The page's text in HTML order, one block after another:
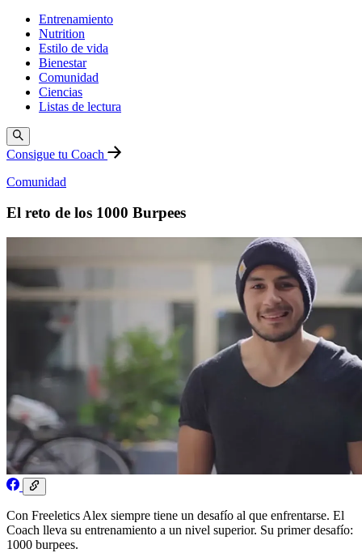
Entrenamiento
Nutrition
Estilo de vida
Bienestar
Comunidad
Ciencias
Listas de lectura
Consigue tu Coach
Comunidad
El reto de los 1000 Burpees
Con Freeletics Alex siempre tiene un desafío al que enfrentarse. El
Coach lleva su entrenamiento a un nivel superior. Su primer desafío:
1000 burpees.